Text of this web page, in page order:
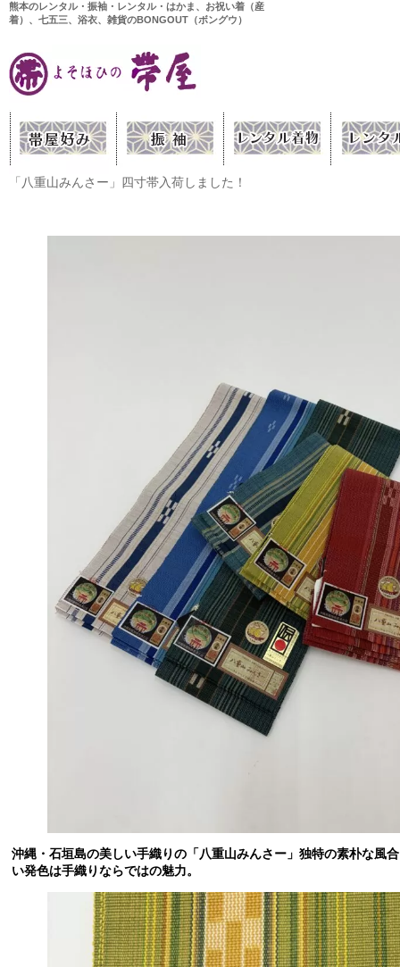
熊本のレンタル・振袖・レンタル・はかま、お祝い着（産
着）、七五三、浴衣、雑貨のBONGOUT（ボングウ）
「八重山みんさー」四寸帯入荷しました！
沖縄・石垣島の美しい手織りの「八重山みんさー」独特の素朴な風
い発色は手織りならではの魅力。